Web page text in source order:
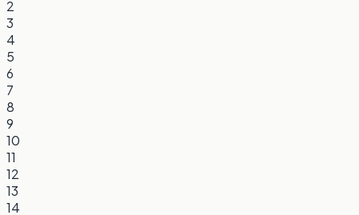
2
3
4
5
6
7
8
9
10
11
12
13
14